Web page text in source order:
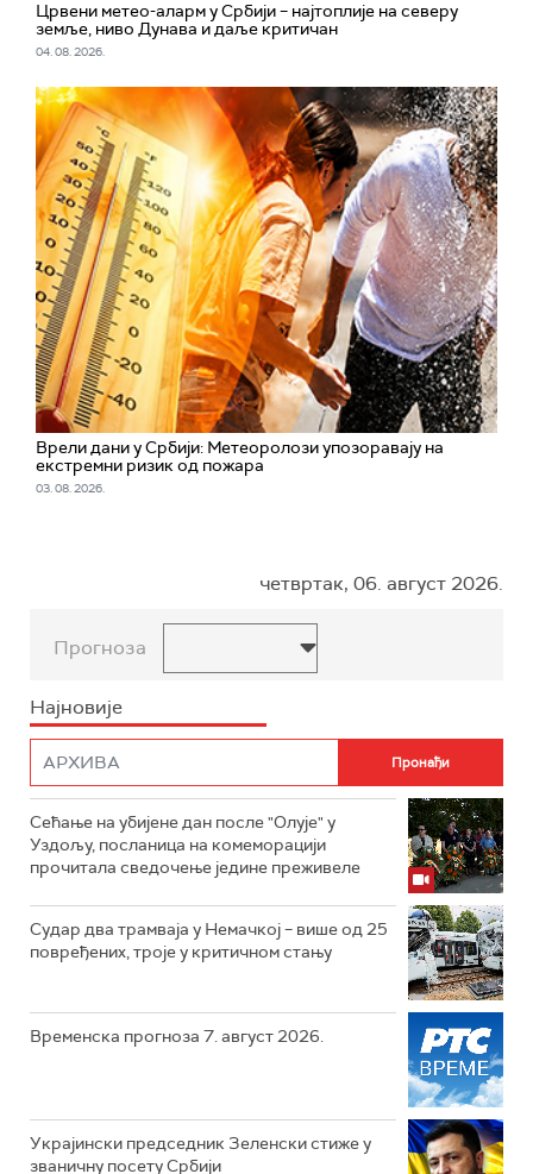
Црвени метео-аларм у Србији – најтоплије на северу
земље, ниво Дунава и даље критичан
04. 08. 2026.
Врели дани у Србији: Метеоролози упозоравају на
екстремни ризик од пожара
03. 08. 2026.
четвртак, 06. август 2026.
Прогноза
Најновије
Сећање на убијене дан после "Олује" у
Уздољу, посланица на комеморацији
прочитала сведочење једине преживеле
Судар два трамваја у Немачкој – више од 25
повређених, троје у критичном стању
Временска прогноза 7. август 2026.
Украјински председник Зеленски стиже у
званичну посету Србији